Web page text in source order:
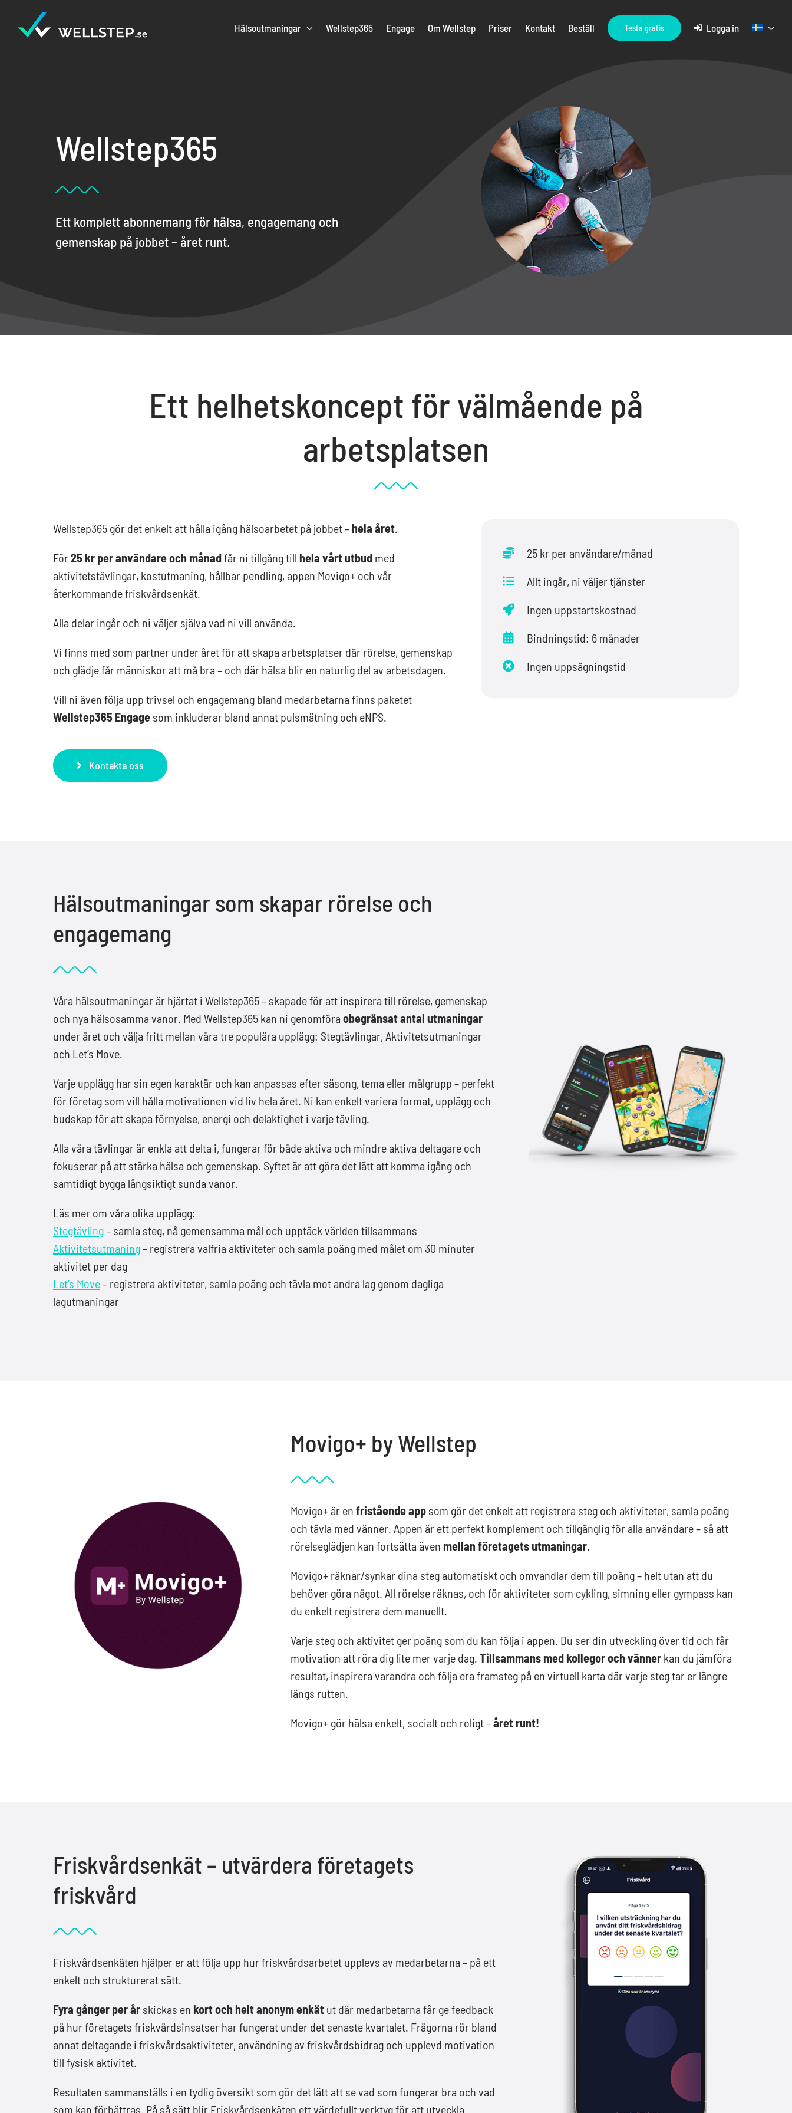
Hälsoutmaningar Wellstep365 Engage Om Wellstep Priser Kontakt Beställ Testa gratis Logga in
Wellstep365
Ett komplett abonnemang för hälsa, engagemang och
gemenskap på jobbet – året runt.
Ett helhetskoncept för välmående på
arbetsplatsen
Wellstep365 gör det enkelt att hålla igång hälsoarbetet på jobbet – hela året.
För25 kr per användare och månadfår ni tillgång till hela vårt utbudmed
aktivitetstävlingar, kostutmaning, hållbar pendling, appen Movigo+ och vår
återkommande friskvårdsenkät.
Alla delar ingår och ni väljer själva vad ni vill använda.
Vi finns med som partner under året för att skapa arbetsplatser där rörelse, gemenskap
och glädje får människor att må bra – och där hälsa blir en naturlig del av arbetsdagen.
Vill ni även följa upp trivsel och engagemang bland medarbetarna finns paketet
Wellstep365 Engagesom inkluderar bland annat pulsmätning och eNPS.
Kontakta oss
25 kr per användare/månad
Allt ingår, ni väljer tjänster
Ingen uppstartskostnad
Bindningstid: 6 månader
Ingen uppsägningstid
Hälsoutmaningar som skapar rörelse och
engagemang
Våra hälsoutmaningar är hjärtat i Wellstep365 – skapade för att inspirera till rörelse, gemenskap
och nya hälsosamma vanor. Med Wellstep365 kan ni genomföra obegränsat antal utmaningar
under året och välja fritt mellan våra tre populära upplägg: Stegtävlingar, Aktivitetsutmaningar
och Let’s Move.
Varje upplägg har sin egen karaktär och kan anpassas efter säsong, tema eller målgrupp – perfekt
för företag som vill hålla motivationen vid liv hela året. Ni kan enkelt variera format, upplägg och
budskap för att skapa förnyelse, energi och delaktighet i varje tävling.
Alla våra tävlingar är enkla att delta i, fungerar för både aktiva och mindre aktiva deltagare och
fokuserar på att stärka hälsa och gemenskap. Syftet är att göra det lätt att komma igång och
samtidigt bygga långsiktigt sunda vanor.
Läs mer om våra olika upplägg:
Stegtävling– samla steg, nå gemensamma mål och upptäck världen tillsammans
Aktivitetsutmaning– registrera valfria aktiviteter och samla poäng med målet om 30 minuter
aktivitet per dag
Let’s Move– registrera aktiviteter, samla poäng och tävla mot andra lag genom dagliga
lagutmaningar
Movigo+ by Wellstep
Movigo+ är enfristående app som gör det enkelt att registrera steg och aktiviteter, samla poäng
och tävla med vänner. Appen är ett perfekt komplement och tillgänglig för alla användare – så att
rörelseglädjen kan fortsätta även mellan företagets utmaningar.
Movigo+ räknar/synkar dina steg automatiskt och omvandlar dem till poäng – helt utan att du
behöver göra något. All rörelse räknas, och för aktiviteter som cykling, simning eller gympass kan
du enkelt registrera dem manuellt.
Varje steg och aktivitet ger poäng som du kan följa i appen. Du ser din utveckling över tid och får
motivation att röra dig lite mer varje dag.Tillsammans med kollegor och vänner kan du jämföra
resultat, inspirera varandra och följa era framsteg på en virtuell karta där varje steg tar er längre
längs rutten.
Movigo+ gör hälsa enkelt, socialt och roligt –året runt!
Friskvårdsenkät – utvärdera företagets
friskvård
Friskvårdsenkäten hjälper er att följa upp hur friskvårdsarbetet upplevs av medarbetarna – på ett
enkelt och strukturerat sätt.
Fyra gånger per årskickas en kort och helt anonym enkätut där medarbetarna får ge feedback
på hur företagets friskvårdsinsatser har fungerat under det senaste kvartalet. Frågorna rör bland
annat deltagande i friskvårdsaktiviteter, användning av friskvårdsbidrag och upplevd motivation
till fysisk aktivitet.
Resultaten sammanställs i en tydlig översikt som gör det lätt att se vad som fungerar bra och vad
som kan förbättras. På så sätt blir Friskvårdsenkäten ett värdefullt verktyg för att utveckla